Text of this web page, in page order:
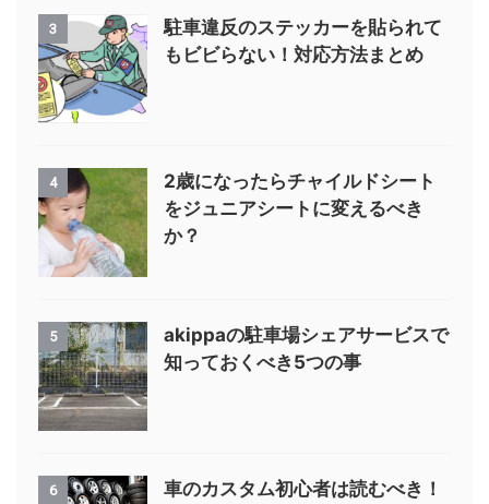
3
駐車違反のステッカーを貼られて
もビビらない！対応方法まとめ
4
2歳になったらチャイルドシート
をジュニアシートに変えるべき
か？
5
akippaの駐車場シェアサービスで
知っておくべき5つの事
6 車のカスタム初心者は読むべき！